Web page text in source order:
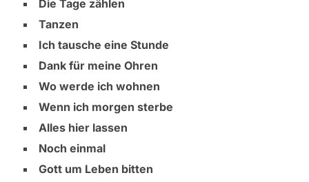
Die Tage zählen
Tanzen
Ich tausche eine Stunde
Dank für meine Ohren
Wo werde ich wohnen
Wenn ich morgen sterbe
Alles hier lassen
Noch einmal
Gott um Leben bitten